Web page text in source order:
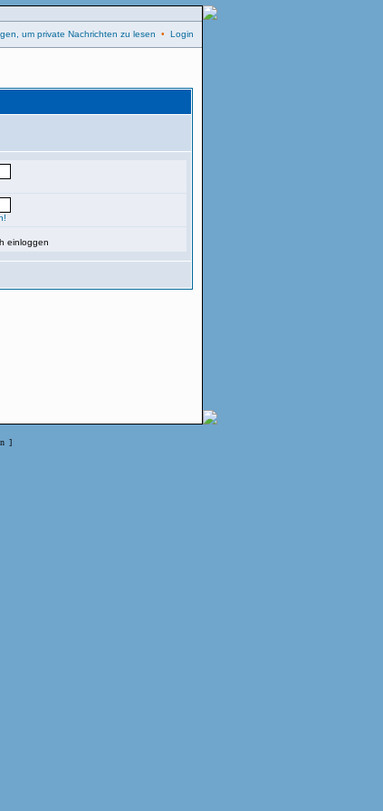
um private Nachrichten zu lesen • Login
einloggen
]